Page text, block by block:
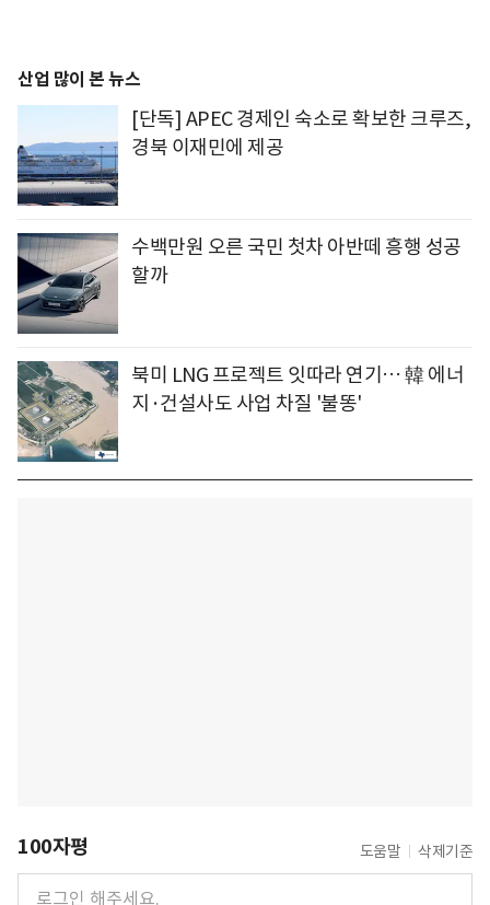
산업 많이 본 뉴스
[단독] APEC 경제인 숙소로 확보한 크루즈,
경북 이재민에 제공
수백만원 오른 국민 첫차 아반떼 흥행 성공
할까
북미 LNG 프로젝트 잇따라 연기… 韓 에너
지·건설사도 사업 차질 '불똥'
100자평 도움말 삭제기준